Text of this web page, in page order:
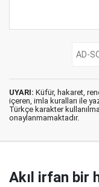
UYARI: Küfür, hakaret,
içeren, imla kuralları ile
Türkçe karakter
onaylanmamaktadır.
Akıl irfan bir